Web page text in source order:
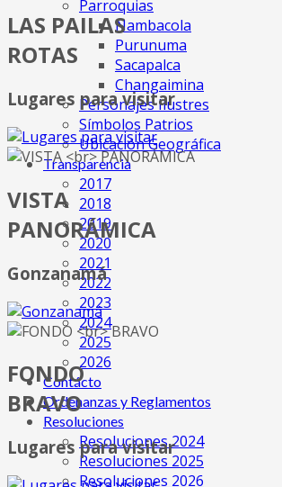
Parroquias
Nambacola
Purunuma
Sacapalca
Changaimina
Personajes Ilustres
Símbolos Patrios
Ubicación Geográfica
Transparencia
2017
2018
2019
2020
2021
2022
2023
2024
2025
2026
Contácto
Ordenanzas y Reglamentos
Resoluciones
Resoluciones 2024
Resoluciones 2025
Resoluciones 2026
LAS PAILAS
ROTAS
Lugares para visitar
VISTA
PANORÁMICA
Gonzanamá
FONDO
BRAVO
Lugares para visitar